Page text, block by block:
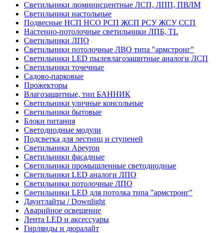
Светильники люминисцентные ЛСП, ЛПП, ПВЛМ
Светильники настольные
Подвесные НСП НСО РСП ЖСП РСУ ЖСУ ССП
Настенно-потолочные светильники ЛПБ, TL
Светильники ЛПО
Светильники потолочные ЛВО типа "армстронг"
Светильники LED пылевлагозащитные аналоги ЛСП
Светильники точечные
Садово-парковые
Прожекторы
Влагозащитные, тип БАННИК
Светильники уличные консольные
Светильники бытовые
Блоки питания
Светодиодные модули
Подсветка для лестниц и ступеней
Светильники Apeyron
Светильники фасадные
Светильники промышленные светодиодные
Светильники LED аналоги ЛПО
Светильники потолочные ЛПО
Светильники LED для потолка типа "армстронг"
Даунтлайты / Downlight
Аварийное освещение
Лента LED и аксессуары
Гирлянды и дюралайт